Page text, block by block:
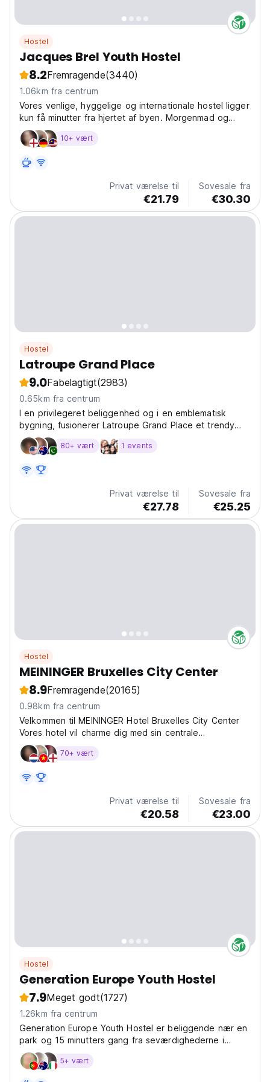
Hostel
Jacques Brel Youth Hostel
8.2Fremragende(3440)
1.06km fra centrum
Vores venlige, hyggelige og internationale hostel ligger
kun få minutter fra hjertet af byen. Morgenmad og
internet er inkluderet. Vi råder over et gæstekøkken.
10+ vært
Privat værelse til
€21.79
Sovesale fra
€30.30
Hostel
Latroupe Grand Place
9.0Fabelagtigt(2983)
0.65km fra centrum
I en privilegeret beliggenhed og i en emblematisk
bygning, fusionerer Latroupe Grand Place et trendy
hybrid hostel af høj kvalitet med begivenheder, mad og
kultur, beliggende i et pulserende kvarter.
80+ vært 1 events
Privat værelse til
€27.78
Sovesale fra
€25.25
Hostel
MEININGER Bruxelles City Center
8.9Fremragende(20165)
0.98km fra centrum
Velkommen til MEININGER Hotel Bruxelles City Center
Vores hotel vil charme dig med sin centrale
beliggenhed på Canal Bruxelles-Charleroi og dens
interiør inspireret af byens urbane gadekunst.
70+ vært
Privat værelse til
€20.58
Sovesale fra
€23.00
Hostel
Generation Europe Youth Hostel
7.9Meget godt(1727)
1.26km fra centrum
Generation Europe Youth Hostel er beliggende nær en
park og 15 minutters gang fra seværdighederne i
Bruxelles centrum
5+ vært